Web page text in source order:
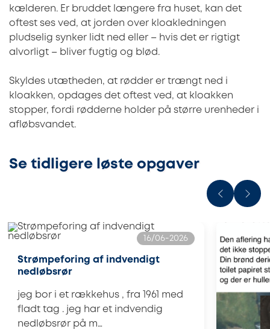
kælderen. Er bruddet længere fra huset, kan det
oftest ses ved, at jorden over kloakledningen
pludselig synker lidt ned eller – hvis det er rigtigt
alvorligt – bliver fugtig og blød.
Skyldes utætheden, at rødder er trængt ned i
kloakken, opdages det oftest ved, at kloakken
stopper, fordi rødderne holder på større urenheder i
afløbsvandet.
Se tidligere løste opgaver
16/06-2026
Strømpeforing af indvendigt
nedløbsrør
jeg bor i et rækkehus , fra 1961 med
fladt tag . jeg har et indvendig
nedløbsrør på m…